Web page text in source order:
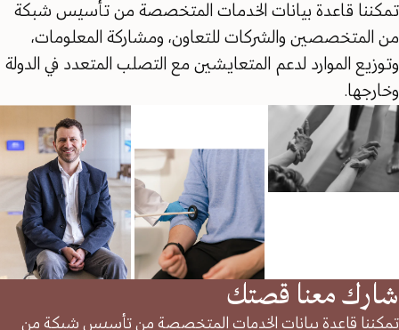
تمكننا قاعدة بيانات الخدمات المتخصصة من تأسيس شبكة
من المتخصصين والشركات للتعاون، ومشاركة المعلومات،
وتوزيع الموارد لدعم المتعايشين مع التصلب المتعدد في الدولة
وخارجها.
شارك معنا قصتك
تمكننا قاعدة بيانات الخدمات المتخصصة من تأسيس شبكة من